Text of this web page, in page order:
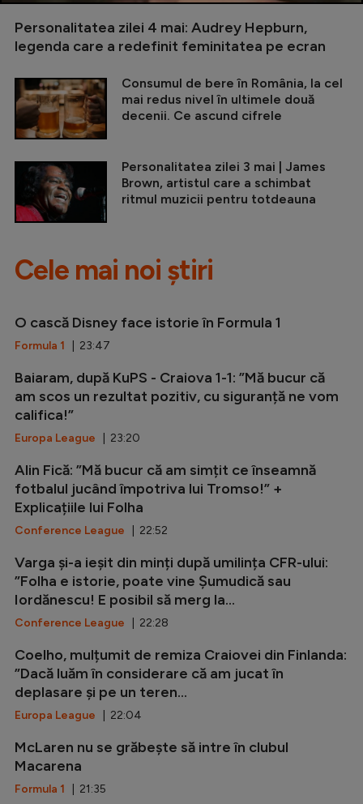
Personalitatea zilei 4 mai: Audrey Hepburn,
legenda care a redefinit feminitatea pe ecran
Consumul de bere în România, la cel
mai redus nivel în ultimele două
decenii. Ce ascund cifrele
Personalitatea zilei 3 mai | James
Brown, artistul care a schimbat
ritmul muzicii pentru totdeauna
Cele mai noi știri
O cască Disney face istorie în Formula 1
Formula 1 | 23:47
Baiaram, după KuPS - Craiova 1-1: ”Mă bucur că
am scos un rezultat pozitiv, cu siguranță ne vom
califica!”
Europa League | 23:20
Alin Fică: ”Mă bucur că am simțit ce înseamnă
fotbalul jucând împotriva lui Tromso!” +
Explicațiile lui Folha
Conference League | 22:52
Varga și-a ieșit din minți după umilința CFR-ului:
”Folha e istorie, poate vine Șumudică sau
Iordănescu! E posibil să merg la...
Conference League | 22:28
Coelho, mulțumit de remiza Craiovei din Finlanda:
”Dacă luăm în considerare că am jucat în
deplasare și pe un teren...
Europa League | 22:04
McLaren nu se grăbește să intre în clubul
Macarena
Formula 1 | 21:35